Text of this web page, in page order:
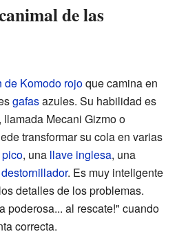
de las
de Komodo rojoque camina en
gafasazules. Su habilidad es
, llamada Mecani Gizmo o
transformar su cola en varias
pico, una llave inglesa, una
destornillador. Es muy inteligente
detalles de los problemas.
poderosa... al rescate!" cuando
correcta.